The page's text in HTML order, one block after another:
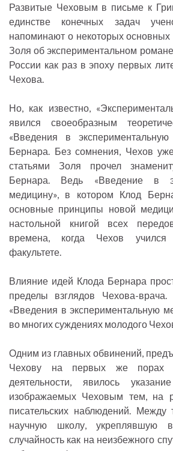
Развитые Чеховым в письме к
единстве конечных задач
напоминают о некоторых основных
Золя об экспериментальном
России как раз в эпоху первых
Чехова.
Но, как известно,
явился своеобразным
«Введения в
Бернара. Без сомнения, Чехов
статьями Золя прочел
Бернара. Ведь «Введение в
медицину», в котором Клод
основные принципы новой
настольной книгой всех
времена, когда Чехов
факультете.
Влияние идей Клода Бернара
пределы взглядов Чехова-врача.
«Введения в экспериментальную
во многих суждениях молодого
Одним из главных обвинений,
Чехову на первых же порах
деятельности, явилось
изображаемых Чеховым тем, на
писательских наблюдений.
научную школу, укреплявшую
случайность как на неизбежного